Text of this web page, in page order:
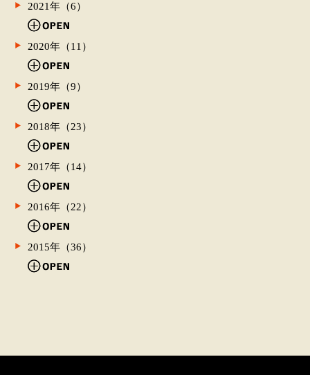
2021年（6）
2020年（11）
2019年（9）
2018年（23）
2017年（14）
2016年（22）
2015年（36）